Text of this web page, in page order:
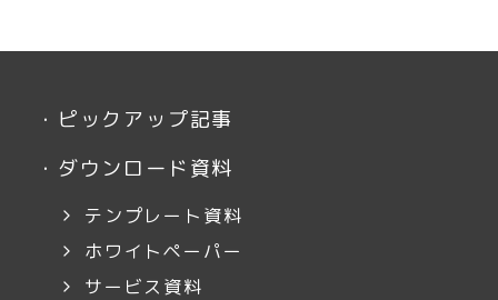
・ ピックアップ記事
・ ダウンロード資料
テンプレート資料
ホワイトペーパー
サービス資料